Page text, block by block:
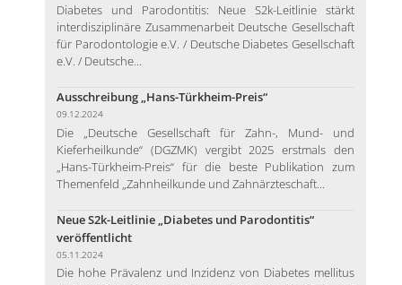
Diabetes und Parodontitis: Neue S2k-Leitlinie stärkt
interdisziplinäre Zusammenarbeit Deutsche Gesellschaft
für Parodontologie e.V. / Deutsche Diabetes Gesellschaft
e.V. / Deutsche...
Ausschreibung „Hans-Türkheim-Preis“
09.12.2024
Die „Deutsche Gesellschaft für Zahn-, Mund- und
Kieferheilkunde“ (DGZMK) vergibt 2025 erstmals den
„Hans-Türkheim-Preis“ für die beste Publikation zum
Themenfeld „Zahnheilkunde und Zahnärzteschaft...
Neue S2k-Leitlinie „Diabetes und Parodontitis“
veröffentlicht
05.11.2024
Die hohe Prävalenz und Inzidenz von Diabetes mellitus